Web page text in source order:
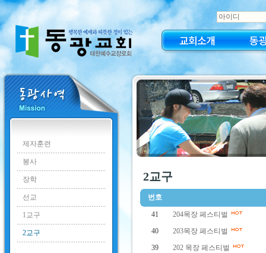
교회소개 동
제자훈련
봉사
장학
선교
1교구
2교구
2교구
번호
41
204목장 페스티벌
40
203목장 페스티벌
39
202 목장 페스티벌